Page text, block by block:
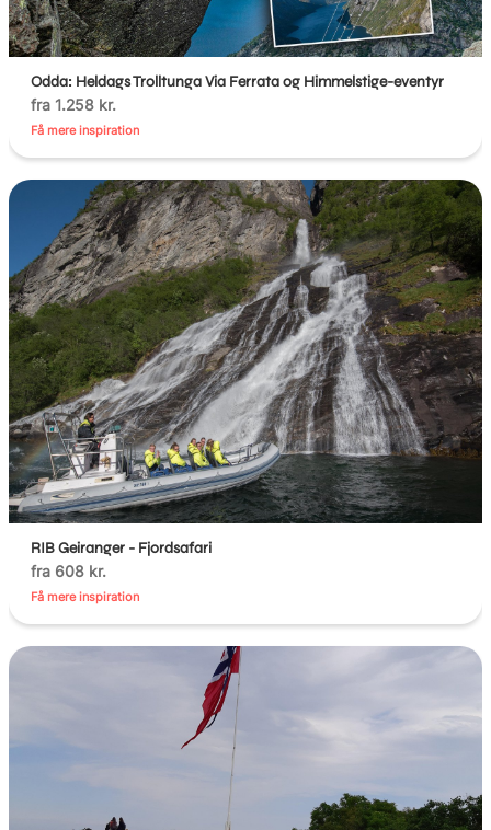
Odda: Heldags Trolltunga Via Ferrata og Himmelstige-eventyr
fra 1.258 kr.
Få mere inspiration
RIB Geiranger - Fjordsafari
fra 608 kr.
Få mere inspiration